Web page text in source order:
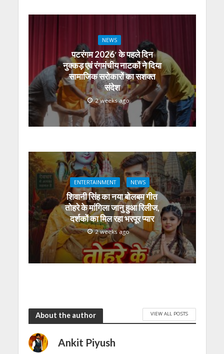
NEWS
पटरंगम 2026′ के पहले दिन
नुक्कड़ एवं रंगमंचीय नाटकों ने दिया
सामाजिक सरोकारों का सशक्त
संदेश
2 weeks ago
ENTERTAINMENT NEWS
शिवानी सिंह का नया बोलबम गीत
तोहरे के मांगिला जानु हुआ रिलीज,
दर्शकों का मिल रहा भरपूर प्यार
2 weeks ago
About the author VIEW ALL POSTS
Ankit Piyush